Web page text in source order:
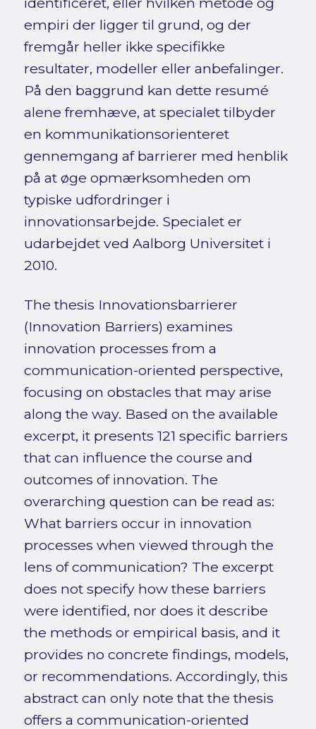
empiri der ligger til grund, og der
fremgår heller ikke specifikke
resultater, modeller eller anbefalinger.
På den baggrund kan dette resumé
alene fremhæve, at specialet tilbyder
en kommunikationsorienteret
gennemgang af barrierer med henblik
på at øge opmærksomheden om
typiske udfordringer i
innovationsarbejde. Specialet er
udarbejdet ved Aalborg Universitet i
2010.
The thesis Innovationsbarrierer
(Innovation Barriers) examines
innovation processes from a
communication-oriented perspective,
focusing on obstacles that may arise
along the way. Based on the available
excerpt, it presents 121 specific barriers
that can influence the course and
outcomes of innovation. The
overarching question can be read as:
What barriers occur in innovation
processes when viewed through the
lens of communication? The excerpt
does not specify how these barriers
were identified, nor does it describe
the methods or empirical basis, and it
provides no concrete findings, models,
or recommendations. Accordingly, this
abstract can only note that the thesis
offers a communication-oriented